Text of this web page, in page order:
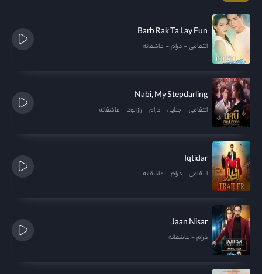
Barb Rak Ta Lay Fun
انتقامی درام عاشقانه
Nabi, My Stepdarling
انتقامی جنایی درام رازآلود عاشقانه
Iqtidar
انتقامی درام عاشقانه
Jaan Nisar
درام عاشقانه